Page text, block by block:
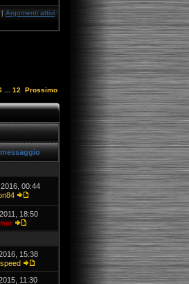
| Argomenti attivi
12 Prossimo
00:44
18:50
15:38
11:30